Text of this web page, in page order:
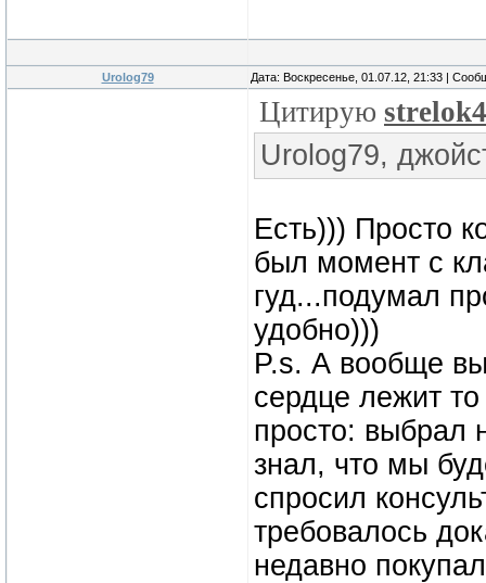
Urolog79 Дата: Воскресенье, 01.07.12, 21:33 |
Цитирую
Urolog79,
Есть))) Просто
был момент с
гуд...подумал
удобно)))
P.s. А вообще
сердце лежит
просто: выбрал
знал, что мы
спросил
требовалось
недавно